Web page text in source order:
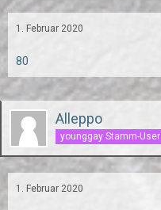
1. Februar 2020
80
Alleppo
younggay Stamm-User
1. Februar 2020